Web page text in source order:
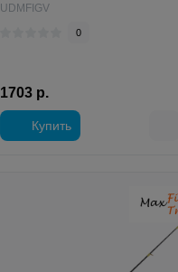
UDMFIGV
0
1703 р.
Купить